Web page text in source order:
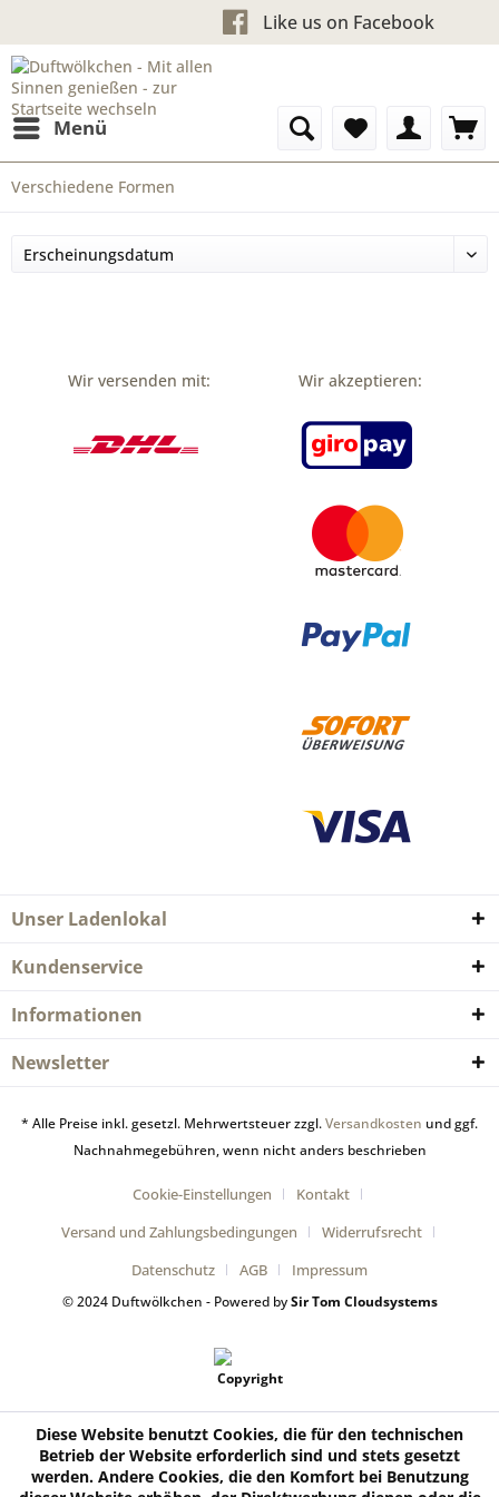
Kostenloser
Like us on Facebook
Menü
Verschiedene Formen
Wir versenden mit: Wir akzeptieren:
Unser Ladenlokal
Kundenservice
Informationen
Newsletter
* Alle Preise inkl. gesetzl. Mehrwertsteuer zzgl.Versandkosten und ggf.
Nachnahmegebühren, wenn nicht anders beschrieben
Cookie-Einstellungen
Kontakt
Versand und Zahlungsbedingungen
Widerrufsrecht
Datenschutz
AGB Impressum
© 2024 Duftwölkchen - Powered bySir Tom Cloudsystems
Diese Website benutzt Cookies, die für den technischen
Betrieb der Website erforderlich sind und stets gesetzt
werden. Andere Cookies, die den Komfort bei Benutzung